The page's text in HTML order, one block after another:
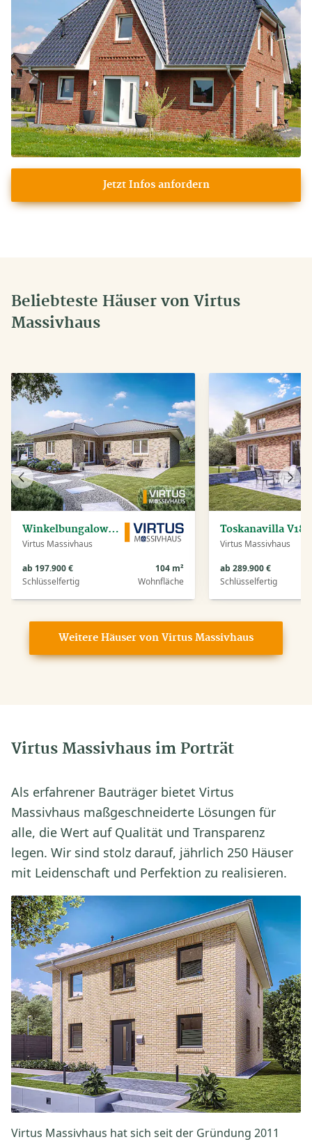
Jetzt Infos anfordern
Beliebteste Häuser von Virtus
Massivhaus
Winkelbungalow V105
Virtus Massivhaus
ab 197.900 €
Schlüsselfertig
104 m²
Wohnfläche
Toskanavilla V180
Virtus Massivhaus
ab 289.900 €
Schlüsselfertig
Vorheriges
Haus
Haus
Weitere Häuser von Virtus Massivhaus
Virtus Massivhaus im Porträt
Als erfahrener Bauträger bietet Virtus
Massivhaus maßgeschneiderte Lösungen für
alle, die Wert auf Qualität und Transparenz
legen. Wir sind stolz darauf, jährlich 250 Häuser
mit Leidenschaft und Perfektion zu realisieren.
Virtus Massivhaus hat sich seit der Gründung 2011